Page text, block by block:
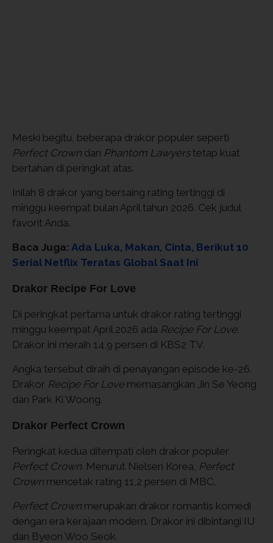
Meski begitu, beberapa drakor populer seperti
Perfect Crown dan Phantom Lawyerstetap kuat
bertahan di peringkat atas.
Inilah 8 drakor yang bersaing rating tertinggi di
minggu keempat bulan April tahun 2026. Cek judul
favorit Anda.
Baca Juga: Ada Luka, Makan, Cinta, Berikut 10
Serial Netflix Teratas Global Saat Ini
Drakor Recipe For Love
Di peringkat pertama untuk drakor rating tertinggi
minggu keempat April 2026 ada Recipe For Love.
Drakor ini meraih 14,9 persen di KBS2 TV.
Angka tersebut diraih di penayangan episode ke-26.
Drakor Recipe For Lovememasangkan Jin Se Yeong
dan Park Ki Woong.
Drakor Perfect Crown
Peringkat kedua ditempati oleh drakor populer
Perfect Crown. Menurut Nielsen Korea, Perfect
Crown mencetak rating 11,2 persen di MBC.
Perfect Crown merupakan drakor romantis komedi
dengan era kerajaan modern. Drakor ini dibintangi IU
dan Byeon Woo Seok.